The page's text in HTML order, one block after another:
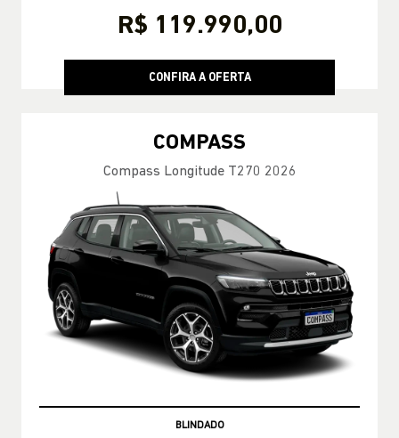
R$ 119.990,00
CONFIRA A OFERTA
COMPASS
Compass Longitude T270 2026
PRONTA-ENTREGA